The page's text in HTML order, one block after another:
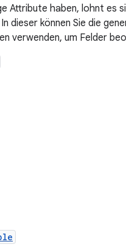
Attribute haben, lohnt es
dieser können Sie die
verwenden, um Felder